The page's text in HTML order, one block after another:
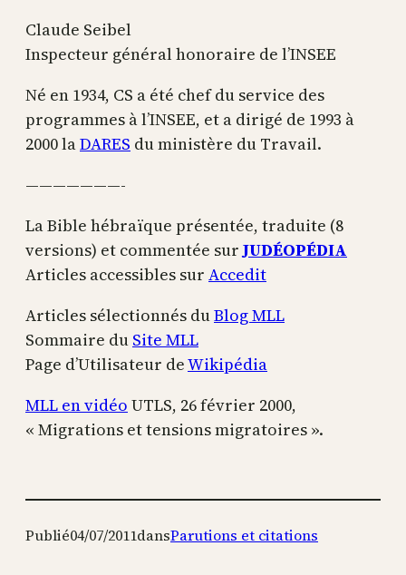
Claude Seibel
Inspecteur général honoraire de l’INSEE
Né en 1934, CS a été chef du service des
programmes à l’INSEE, et a dirigé de 1993 à
2000 laDARES du ministère du Travail.
———————-
La Bible hébraïque présentée, traduite (8
versions) et commentée surJUDÉOPÉDIA
Articles accessibles sur Accedit
Articles sélectionnés duBlog MLL
Sommaire du Site MLL
Page d’Utilisateur deWikipédia
MLL en vidéo UTLS, 26 février 2000,
« Migrations et tensions migratoires ».
Publié04/07/2011dansParutions et citations